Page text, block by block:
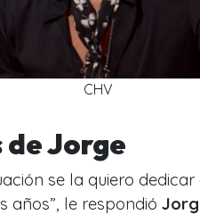
CHV
Jorge
se la quiero dedicar
años”, le respondió